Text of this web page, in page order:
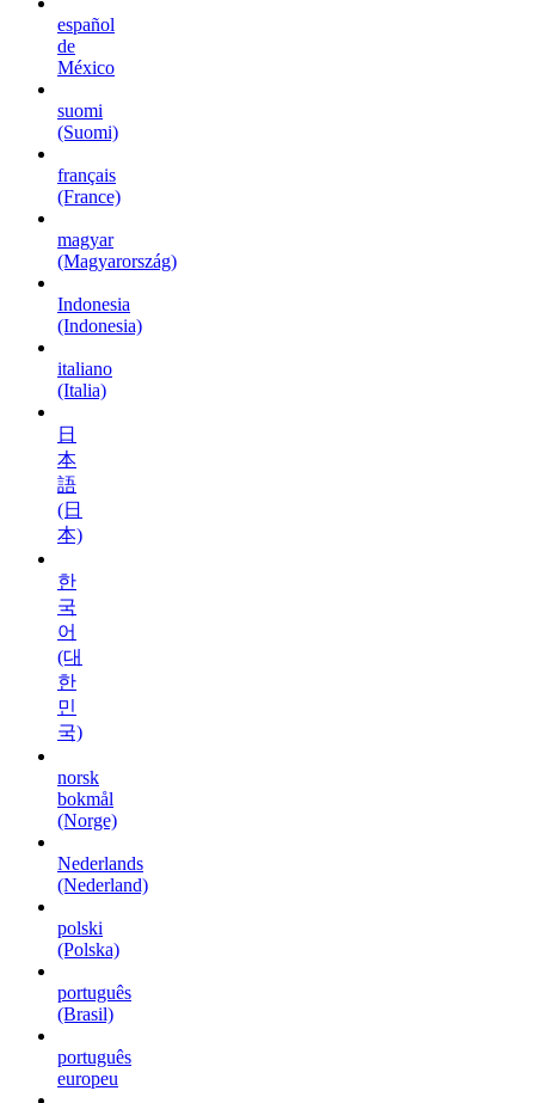
español
de
México
suomi
(Suomi)
français
(France)
magyar
(Magyarország)
Indonesia
(Indonesia)
italiano
(Italia)
日
本
語
(日
本)
한
국
어
(대
한
민
국)
norsk
bokmål
(Norge)
Nederlands
(Nederland)
polski
(Polska)
português
(Brasil)
português
europeu